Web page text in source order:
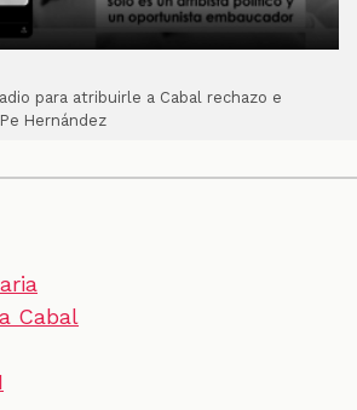
para atribuirle a Cabal rechazo e
Hernández
Cabal